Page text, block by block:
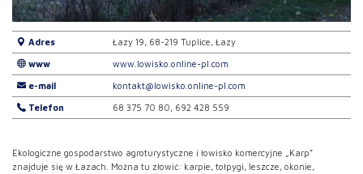
Adres Łazy 19, 68-219 Tuplice, Łazy
www www.lowisko.online-pl.com
e-mail kontakt@lowisko.online-pl.com
Telefon 68 375 70 80, 692 428 559
Ekologiczne gospodarstwo agroturystyczne i łowisko komercyjne „Karp”
znajduje się w Łazach. Można tu złowić: karpie, tołpygi, leszcze, okonie,